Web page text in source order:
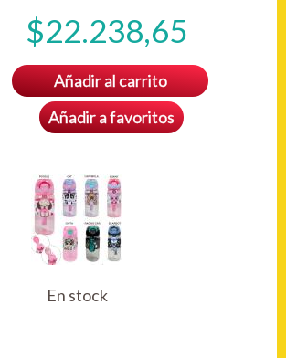
$22.238,65
Añadir al carrito
Añadir a favoritos
En stock